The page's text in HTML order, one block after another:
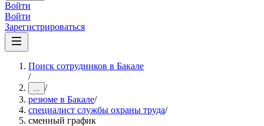
Войти
Войти
Зарегистрироваться
Поиск сотрудников в Бакале
/
... /
резюме в Бакале/
специалист службы охраны труда/
сменный график